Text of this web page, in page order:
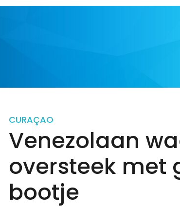
CURAÇAO
Venezolaan
oversteek met
bootje